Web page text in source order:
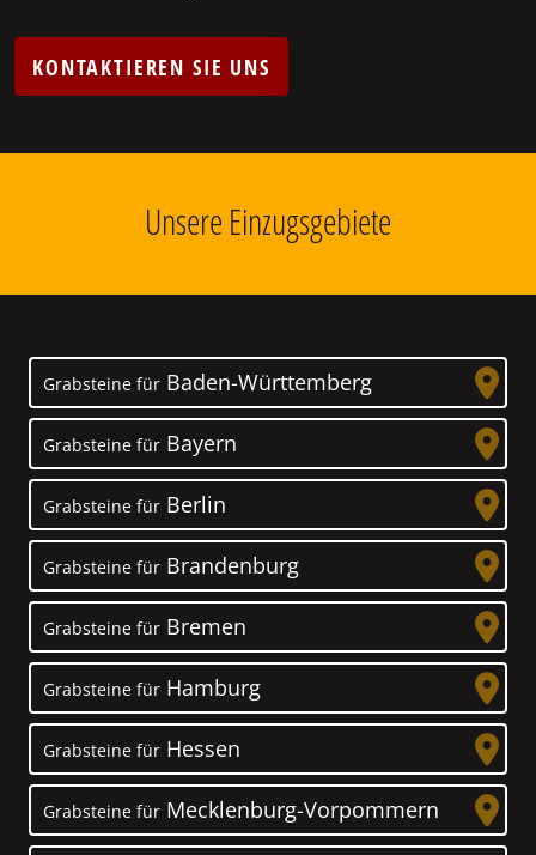
KONTAKTIEREN SIE UNS
Unsere Einzugsgebiete
Grabsteine für Baden-Württemberg
Grabsteine für Bayern
Grabsteine für Berlin
Grabsteine für Brandenburg
Grabsteine für Bremen
Grabsteine für Hamburg
Grabsteine für Hessen
Grabsteine für Mecklenburg-Vorpommern